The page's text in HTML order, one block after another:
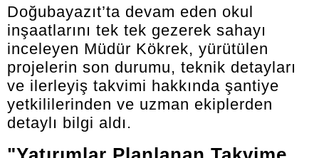
Doğubayazıt’ta devam eden okul
inşaatlarını tek tek gezerek sahayı
inceleyen Müdür Kökrek, yürütülen
projelerin son durumu, teknik detayları
ve ilerleyiş takvimi hakkında şantiye
yetkililerinden ve uzman ekiplerden
detaylı bilgi aldı.